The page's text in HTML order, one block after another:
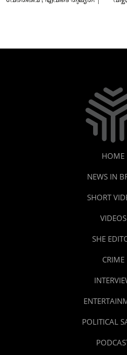
HOME
NEWS IN
SHORT
VIDEOS
SHE
CRIME
POLITICAL